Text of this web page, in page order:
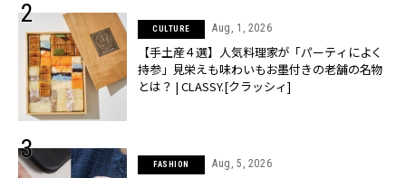
CULTURE Aug, 1, 2026
【手土産４選】人気料理家が「パーティによく
持参」見栄えも味わいもお墨付きの老舗の名物
とは？ | CLASSY.[クラッシィ]
FASHION Aug, 5, 2026